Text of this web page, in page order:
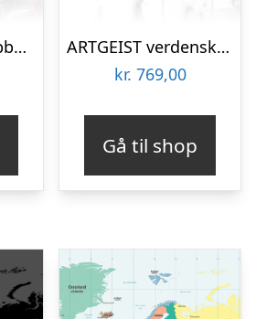
Artgeist Ruby Ribbon – Abstrakt verdenskort trykt på lærred, 5-delt (100×50 cm) 100×50
ARTGEIST verdenskort, 5-delt – Metal World Map II – Flere størrelser 100×50
kr. 769,00
Gå til shop